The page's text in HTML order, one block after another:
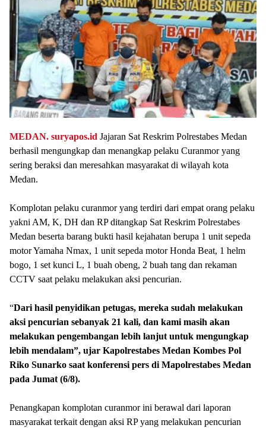
MEDAN. suryapos.id Jajaran Sat Reskrim Polrestabes Medan
berhasil mengungkap dan menangkap pelaku Curanmor yang
sering beraksi dan meresahkan masyarakat di wilayah kota
Medan.
Komplotan pelaku curanmor yang terdiri dari empat orang pelaku
yakni AM, K, DH dan RP ditangkap Sat Reskrim Polrestabes
Medan beserta barang bukti hasil kejahatan berupa 1 unit sepeda
motor Yamaha Nmax, 1 unit sepeda motor Honda Beat, 1 helm
bogo, 1 set kunci L, 1 buah obeng, 2 buah tang dan rekaman
CCTV saat pelaku melakukan aksi pencurian.
“Dari hasil penyidikan petugas, mereka sudah melakukan
aksi pencurian sebanyak 21 kali, dan kami masih akan
melakukan pengembangan lebih lanjut untuk mengungkap
lebih mendalam”, ujar Kapolrestabes Medan Kombes Pol
Riko Sunarko saat konferensi pers di Mapolrestabes Medan
pada Jumat (6/8).
Penangkapan komplotan curanmor ini berawal dari laporan
masyarakat terkait dengan aksi RP yang melakukan pencurian